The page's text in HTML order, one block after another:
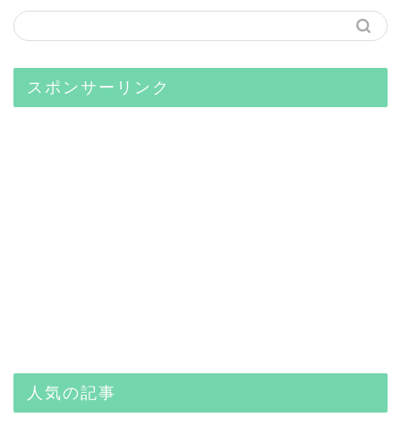
スポンサーリンク
人気の記事